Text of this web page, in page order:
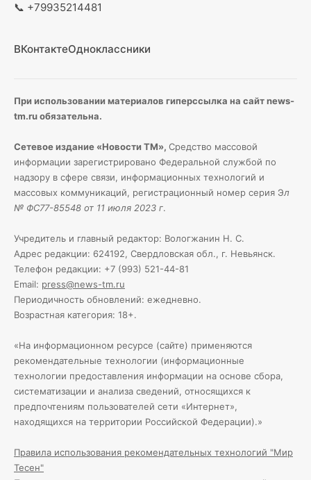
📞 +79935214481
ВКонтактеОдноклассники
При использовании материалов гиперссылка на сайт news-
tm.ru обязательна.
Сетевое издание «Новости ТМ», Средство массовой
информации зарегистрировано Федеральной службой по
надзору в сфере связи, информационных технологий и
массовых коммуникаций, регистрационный номер серия Эл
№ ФС77-85548 от 11 июля 2023 г.
Учредитель и главный редактор: Вологжанин Н. С.
Адрес редакции: 624192, Свердловская обл., г. Невьянск.
Телефон редакции: +7 (993) 521-44-81
Email: press@news-tm.ru
Периодичность обновлений: ежедневно.
Возрастная категория: 18+.
«На информационном ресурсе (сайте) применяются
рекомендательные технологии (информационные
технологии предоставления информации на основе сбора,
систематизации и анализа сведений, относящихся к
предпочтениям пользователей сети «Интернет»,
находящихся на территории Российской Федерации).»
Правила использования рекомендательных технологий "Мир
Тесен"